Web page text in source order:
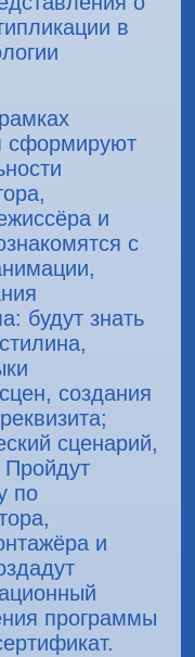
в
сформируют
и
с
будут знать
создания
сценарий,
Пройдут
по
и
программы